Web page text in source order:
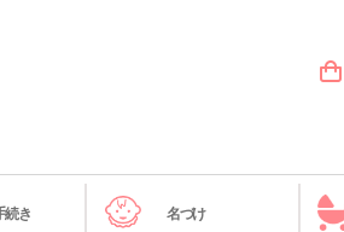
続き 名づけ